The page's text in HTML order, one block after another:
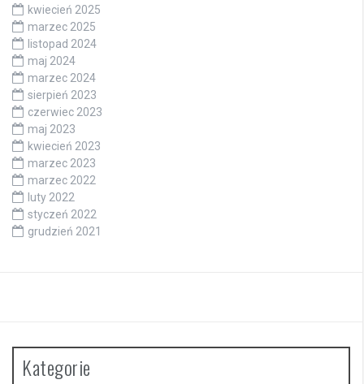
kwiecień 2025
marzec 2025
listopad 2024
maj 2024
marzec 2024
sierpień 2023
czerwiec 2023
maj 2023
kwiecień 2023
marzec 2023
marzec 2022
luty 2022
styczeń 2022
grudzień 2021
Kategorie